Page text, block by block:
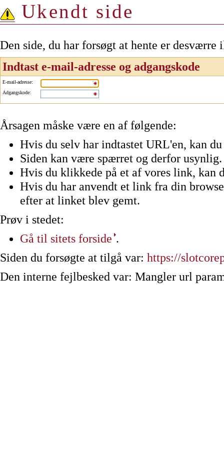
Ukendt side
Den side, du har forsøgt at hente er
Indtast e-mail-adresse og adgangskode
E-mail-adresse:
Adgangskode:
Årsagen måske være en af følgende:
Hvis du selv har indtastet URL'en, kan
Siden kan være spærret og derfor usynlig.
Hvis du klikkede på et af vores link, kan
Hvis du har anvendt et link fra din
efter at linket blev gemt.
Prøv i stedet:
Gå til sitets forside .
Siden du forsøgte at tilgå var: https://
Den interne fejlbesked var: Mangler url